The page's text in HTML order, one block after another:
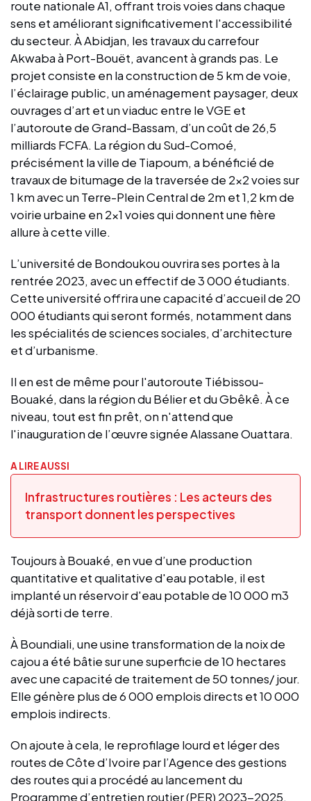
route nationale A1, offrant trois voies dans chaque
sens et améliorant significativement l'accessibilité
du secteur. À Abidjan, les travaux du carrefour
Akwaba à Port-Bouët, avancent à grands pas. Le
projet consiste en la construction de 5 km de voie,
l’éclairage public, un aménagement paysager, deux
ouvrages d’art et un viaduc entre le VGE et
l’autoroute de Grand-Bassam, d’un coût de 26,5
milliards FCFA. La région du Sud-Comoé,
précisément la ville de Tiapoum, a bénéficié de
travaux de bitumage de la traversée de 2x2 voies sur
1 km avec un Terre-Plein Central de 2m et 1,2 km de
voirie urbaine en 2x1 voies qui donnent une fière
allure à cette ville.
L’université de Bondoukou ouvrira ses portes à la
rentrée 2023, avec un effectif de 3 000 étudiants.
Cette université offrira une capacité d’accueil de 20
000 étudiants qui seront formés, notamment dans
les spécialités de sciences sociales, d’architecture
et d’urbanisme.
Il en est de même pour l'autoroute Tiébissou-
Bouaké, dans la région du Bélier et du Gbêkê. À ce
niveau, tout est fin prêt, on n'attend que
l'inauguration de l’œuvre signée Alassane Ouattara.
A LIRE AUSSI
Infrastructures routières : Les acteurs des
transport donnent les perspectives
Toujours à Bouaké, en vue d’une production
quantitative et qualitative d'eau potable, il est
implanté un réservoir d'eau potable de 10 000 m3
déjà sorti de terre.
À Boundiali, une usine transformation de la noix de
cajou a été bâtie sur une superficie de 10 hectares
avec une capacité de traitement de 50 tonnes/ jour.
Elle génère plus de 6 000 emplois directs et 10 000
emplois indirects.
On ajoute à cela, le reprofilage lourd et léger des
routes de Côte d’Ivoire par l’Agence des gestions
des routes qui a procédé au lancement du
Programme d’entretien routier (PER) 2023-2025.